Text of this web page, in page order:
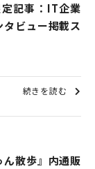
記事：IT企業
ビュー掲載ス
続きを読む
ん散歩』内通販